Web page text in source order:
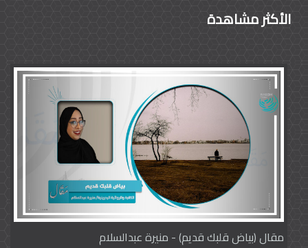
الأكثر مشاهدة
مقال (بياض قلبك قديم) - منيرة عبدالسلام